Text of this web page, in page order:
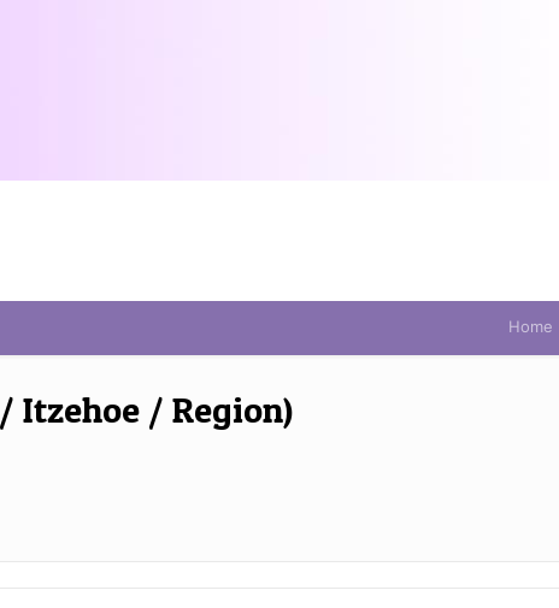
Home
Itzehoe / Region)